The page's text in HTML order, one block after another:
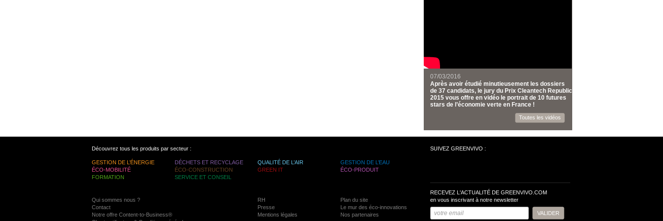
07/03/2016
Après avoir étudié minutieusement les dossiers
de 37 candidats, le jury du Prix Cleantech Republic
2015 vous offre en vidéo le portrait de 10 futures
stars de l’économie verte en France !
Toutes les vidéos
Découvrez tous les produits par secteur :
GESTION DE L’ÉNERGIE DÉCHETS ET RECYCLAGE QUALITÉ DE L’AIR
GESTION DE L’EAU
ÉCO-MOBILITÉ
ÉCO-CONSTRUCTION GREEN IT
ÉCO-PRODUIT
FORMATION
SERVICE ET CONSEIL
Qui sommes nous ? RH
Plan du site
Contact
Presse
Le mur des éco-innovations
Notre offre Content-to-Business®
Mentions légales
Nos partenaires
SUIVEZ GREENVIVO :
RECEVEZ L'ACTUALITÉ DE GREENVIVO.COM
en vous inscrivant à notre newsletter